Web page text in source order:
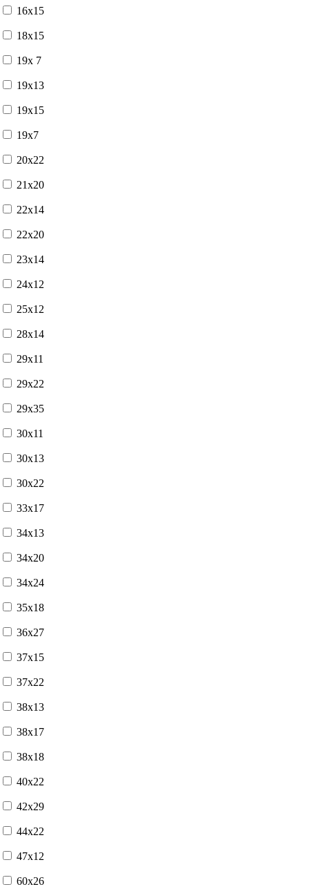
16x15
18x15
19x 7
19x13
19x15
19x7
20x22
21x20
22x14
22x20
23x14
24x12
25x12
28x14
29x11
29x22
29x35
30x11
30x13
30x22
33x17
34x13
34x20
34x24
35x18
36x27
37x15
37x22
38x13
38x17
38x18
40x22
42x29
44x22
47x12
60x26